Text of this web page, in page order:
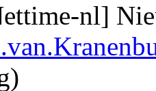
nl]